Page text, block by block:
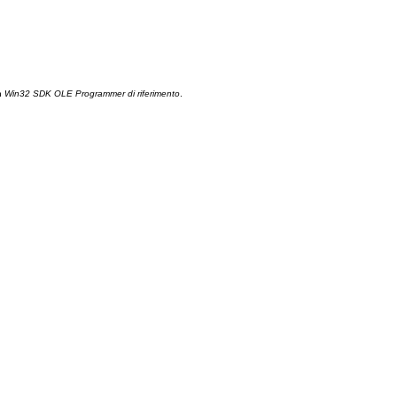
Win32 SDK OLE Programmer di riferimento